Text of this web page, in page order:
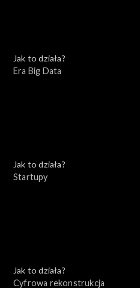
Jak to działa?
Era Big Data
Jak to działa?
Startupy
Jak to działa?
Cyfrowa rekonstrukcja